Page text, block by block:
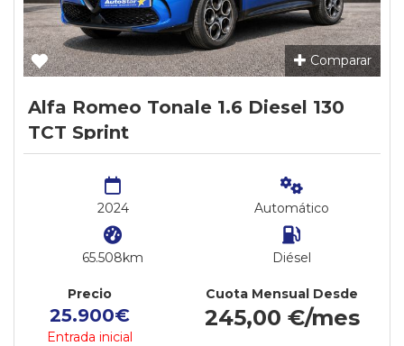
Comparar
Alfa Romeo Tonale 1.6 Diesel 130
TCT Sprint
2024
65.508km
Automático
Diésel
Precio
25.900€
Entrada inicial
Cuota Mensual Desde
245,00 €/mes